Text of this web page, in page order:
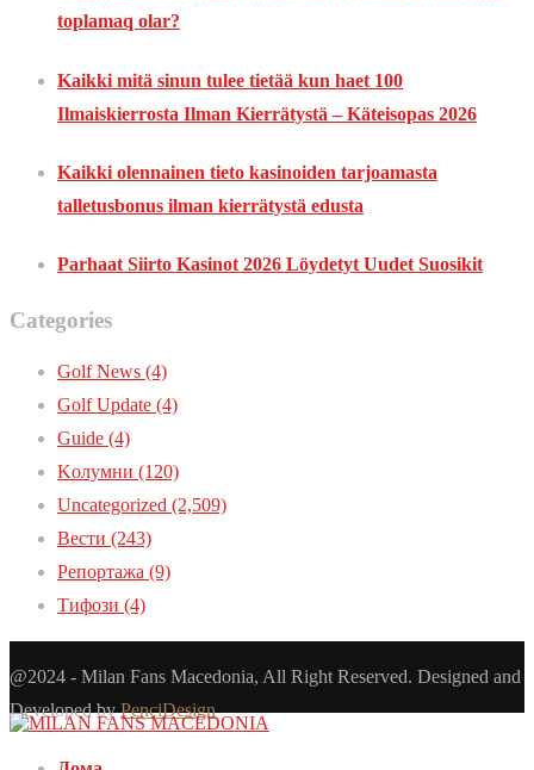
toplamaq olar?
Kaikki mitä sinun tulee tietää kun haet 100
Ilmaiskierrosta Ilman Kierrätystä – Käteisopas 2026
Kaikki olennainen tieto kasinoiden tarjoamasta
talletusbonus ilman kierrätystä edusta
Parhaat Siirto Kasinot 2026 Löydetyt Uudet Suosikit
Categories
Golf News (4)
Golf Update (4)
Guide (4)
Kолумни (120)
Uncategorized (2,509)
Вести (243)
Репортажа (9)
Тифози (4)
@2024 - Milan Fans Macedonia, All Right Reserved. Designed and
Developed byPenciDesign